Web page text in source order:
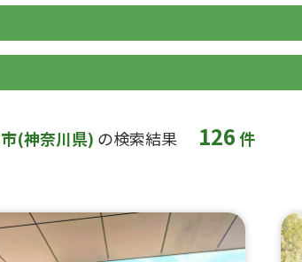
(神奈川県) の検索結果 126件